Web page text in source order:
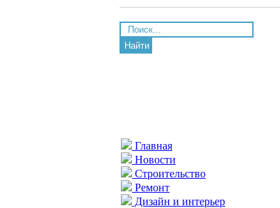
Найти
Главная
Новости
Строительство
Ремонт
Дизайн и интерьер